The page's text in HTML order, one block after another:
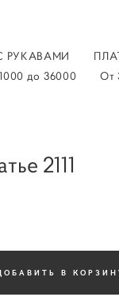
РУКАВАМИ
до 36000
От
2111
В